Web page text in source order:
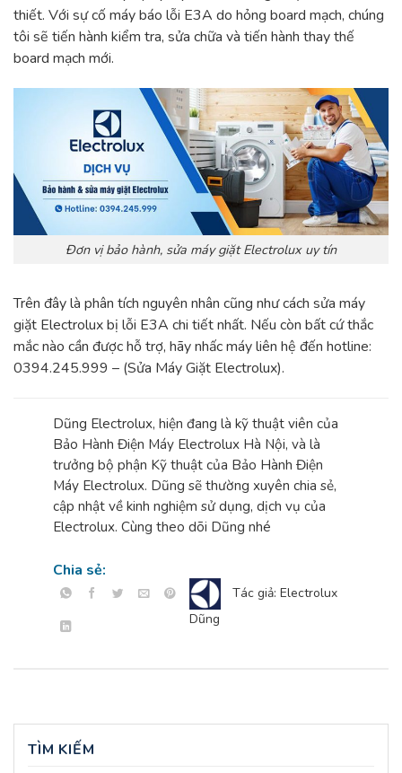
thiết. Với sự cố máy báo lỗi E3A do hỏng board mạch, chúng
tôi sẽ tiến hành kiểm tra, sửa chữa và tiến hành thay thế
board mạch mới.
Đơn vị bảo hành, sửa máy giặt Electrolux uy tín
Trên đây là phân tích nguyên nhân cũng như cách sửa máy
giặt Electrolux bị lỗi E3A chi tiết nhất. Nếu còn bất cứ thắc
mắc nào cần được hỗ trợ, hãy nhấc máy liên hệ đến hotline:
0394.245.999 – (Sửa Máy Giặt Electrolux).
Dũng Electrolux, hiện đang là kỹ thuật viên của
Bảo Hành Điện Máy Electrolux Hà Nội, và là
trưởng bộ phận Kỹ thuật của Bảo Hành Điện
Máy Electrolux. Dũng sẽ thường xuyên chia sẻ,
cập nhật về kinh nghiệm sử dụng, dịch vụ của
Electrolux. Cùng theo dõi Dũng nhé
Chia sẻ:
Tác giả: Electrolux
Dũng
TÌM KIẾM